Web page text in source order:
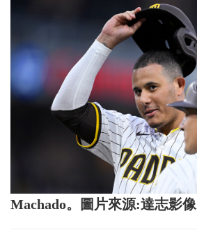
Machado。圖片來源:達志影像